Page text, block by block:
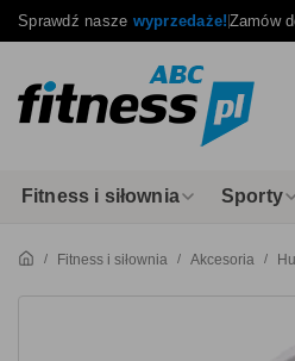
Sprawdź nasze wyprzedaże!Zamów
Fitness i siłownia Sporty
Fitness i siłownia Akcesoria